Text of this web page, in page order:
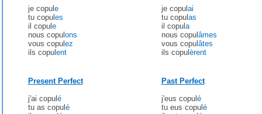
je copul e
tu copul es
il copul e
nous copul ons
vous copul ez
ils copul ent
je copul ai
tu copul as
il copul a
nous copul âmes
vous copul âtes
ils copul èrent
Present Perfect
j'ai copul é
tu as copul é
Past Perfect
j'eus copul é
tu eus copul é